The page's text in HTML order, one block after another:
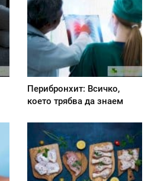
Перибронхит: Всичко,
което трябва да знаем